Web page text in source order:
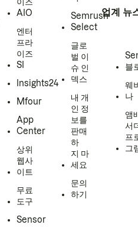
AIO
엔터
프라
이즈
SI
Insights24
Mfour
App
Center
상위
웹사
이트
무료
도구
Sensor
Semrush
Select
글로
벌 이
슈 인
덱스
내 개
인 정
보를
판매
하
지 마
세요
문의
하기
업계 뉴
블
웨
나
앰
서
프
그